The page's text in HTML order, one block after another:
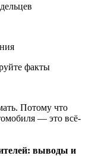
факты
Потому что
— это всё-
выводы и